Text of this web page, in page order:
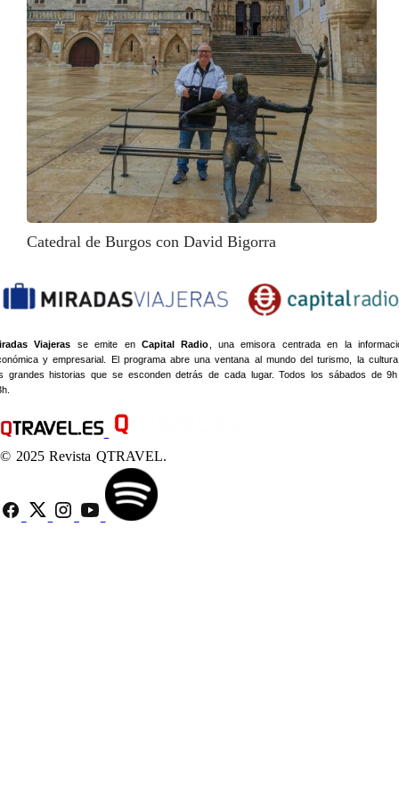
Catedral de Burgos con David Bigorra
Viajeras se emite enCapital Radio , una emisora centrada en la
y empresarial. El programa abre una ventana al mundo del turismo, la
grandes historias que se esconden detrás de cada lugar. Todos los sábados de
© 2025 Revista QTRAVEL.